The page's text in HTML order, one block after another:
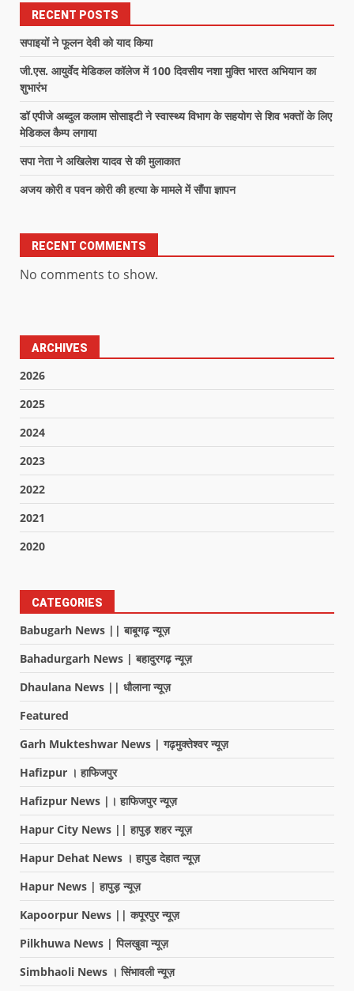
RECENT POSTS
सपाइयों ने फूलन देवी को याद किया
जी.एस. आयुर्वेद मेडिकल कॉलेज में 100 दिवसीय नशा मुक्ति भारत अभियान का
शुभारंभ
डॉ एपीजे अब्दुल कलाम सोसाइटी ने स्वास्थ्य विभाग के सहयोग से शिव भक्तों के लिए
मेडिकल कैम्प लगाया
सपा नेता ने अखिलेश यादव से की मुलाकात
अजय कोरी व पवन कोरी की हत्या के मामले में सौंपा ज्ञापन
RECENT COMMENTS
No comments to show.
ARCHIVES
2026
2025
2024
2023
2022
2021
2020
CATEGORIES
Babugarh News || बाबूगढ़ न्यूज़
Bahadurgarh News | बहादुरगढ़ न्यूज़
Dhaulana News || धौलाना न्यूज़
Featured
Garh Mukteshwar News | गढ़मुक्तेश्वर न्यूज़
Hafizpur । हाफिजपुर
Hafizpur News |। हाफिजपुर न्यूज़
Hapur City News || हापुड़ शहर न्यूज़
Hapur Dehat News । हापुड देहात न्यूज़
Hapur News | हापुड़ न्यूज़
Kapoorpur News || कपूरपुर न्यूज़
Pilkhuwa News | पिलखुवा न्यूज़
Simbhaoli News । सिंभावली न्यूज़